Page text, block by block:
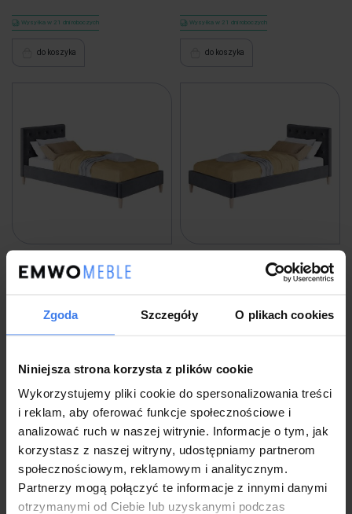
Zgoda Szczegóły O plikach cookies
Niniejsza strona korzysta z plików cookie
Wykorzystujemy pliki cookie do spersonalizowania treści
i reklam, aby oferować funkcje społecznościowe i
analizować ruch w naszej witrynie. Informacje o tym, jak
korzystasz z naszej witryny, udostępniamy partnerom
społecznościowym, reklamowym i analitycznym.
Partnerzy mogą połączyć te informacje z innymi danymi
otrzymanymi od Ciebie lub uzyskanymi podczas
Wysyłka w 21 dni roboczych
do koszyka
Wysyłka w 21 dni roboczych
do koszyka
nogach SZYMON | 90x200 | Kolor do
wyboru
869,00 zł
Wysyłka w 21 dni roboczych
do koszyka
nogach SZYMON | 80x200 | Kolor do
869,00 zł
Wysyłka w 21 dni roboczych
do koszyka